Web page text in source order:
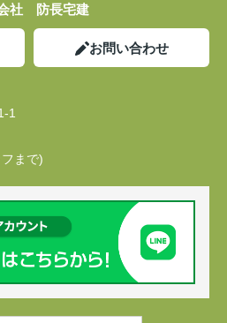
社 防長宅建
お問い合わせ
1
まで)